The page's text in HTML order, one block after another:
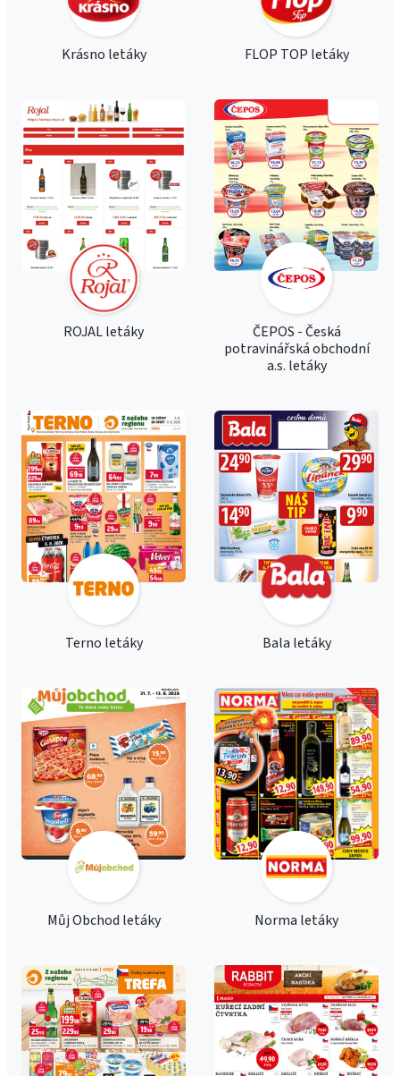
Krásno letáky FLOP TOP letáky
ROJAL letáky
ČEPOS - Česká
potravinářská obchodní
a.s. letáky
Terno letáky Bala letáky
Můj Obchod letáky Norma letáky